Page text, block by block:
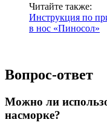
Читайте также:
Инструкция по
в нос «Пиносол»
Вопрос-ответ
Можно ли
насморке?